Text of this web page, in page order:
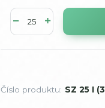
Číslo produktu: SZ 25 I